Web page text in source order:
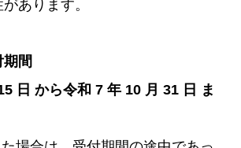
あります。
間
日 から令和 7 年 10 月 31 日 ま